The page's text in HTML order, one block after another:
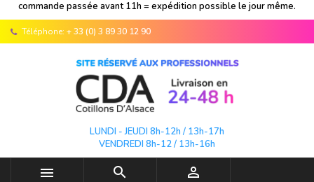
commande passée avant 11h = expédition possible le jour même.
Téléphone: + 33 (0) 3 89 30 12 90
LUNDI - JEUDI 8h-12h / 13h-17h
VENDREDI 8h-12 / 13h-16h
  